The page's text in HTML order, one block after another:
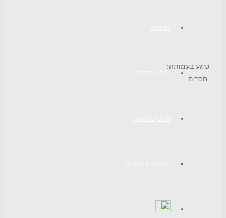
כרגע בעמותה:
חברים